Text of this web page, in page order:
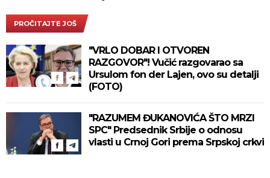
PROČITAJTE JOŠ
"VRLO DOBAR I OTVOREN
RAZGOVOR"! Vučić razgovarao sa
Ursulom fon der Lajen, ovo su detalji
(FOTO)
"RAZUMEM ĐUKANOVIĆA ŠTO MRZI
SPC" Predsednik Srbije o odnosu
vlasti u Crnoj Gori prema Srpskoj crkvi